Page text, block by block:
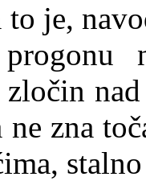
to je,
zna